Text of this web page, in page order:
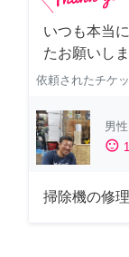
いつも本当
たお願いしま
依頼されたチケ
男性
sentiment_satisfied
掃除機の修